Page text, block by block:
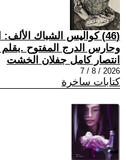
(46) كواليس الشباك
وحارس الدرج المفتوح
انتصار كامل جفلان الخشت
2026 / 8 / 7
كتابات ساخرة